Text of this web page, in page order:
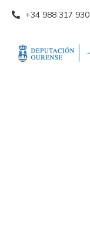
+34 988 317 930